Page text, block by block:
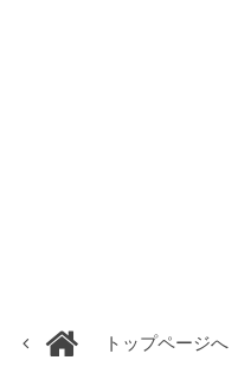
トップページへ